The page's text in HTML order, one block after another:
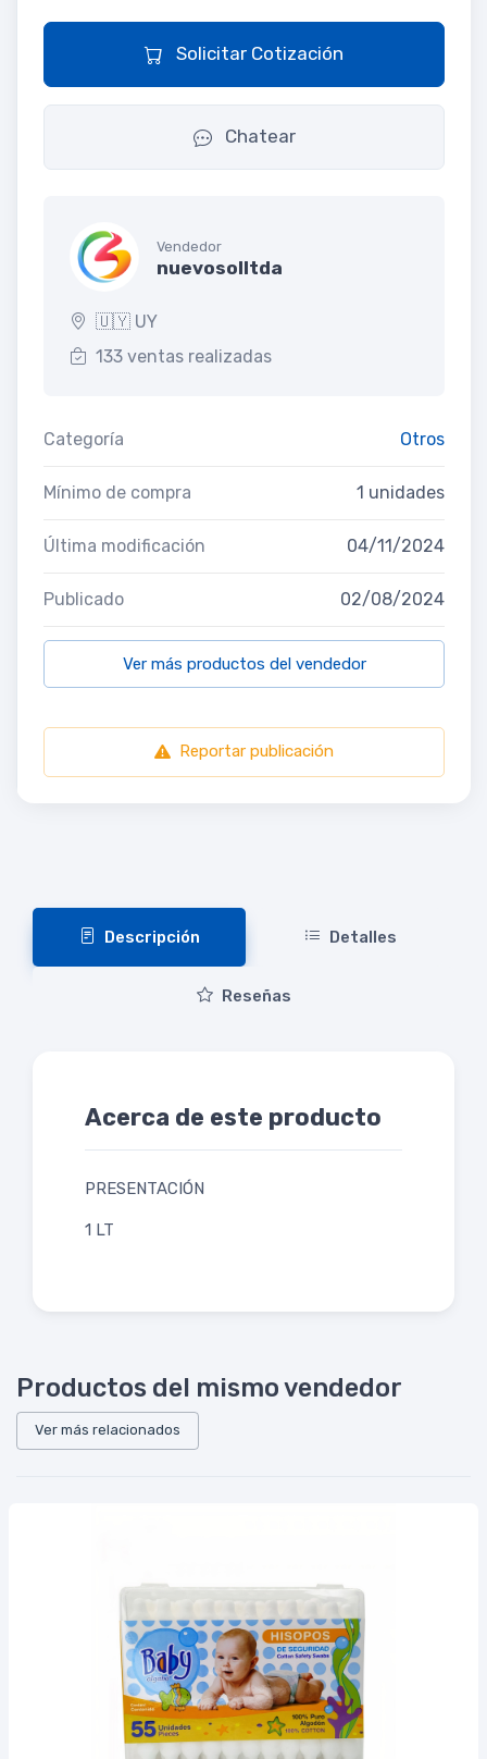
Solicitar Cotización
Chatear
Vendedor
nuevosolltda
🇺🇾 UY
133 ventas realizadas
Categoría Otros
Mínimo de compra 1 unidades
Última modificación 04/11/2024
Publicado 02/08/2024
Ver más productos del vendedor
Reportar publicación
Descripción Detalles
Reseñas
Acerca de este producto
PRESENTACIÓN
1 LT
Productos del mismo vendedor
Ver más relacionados